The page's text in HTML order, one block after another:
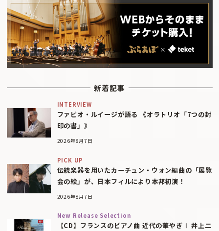
新着記事
INTERVIEW
ファビオ・ルイージが語る 《オラトリオ「7つの封
印の書」》
2026年8月7日
PICK UP
伝統楽器を用いたカーチュン・ウォン編曲の「展覧
会の絵」が、日本フィルにより本邦初演！
2026年8月7日
New Release Selection
【CD】フランスのピアノ曲 近代の華やぎⅠ 井上二